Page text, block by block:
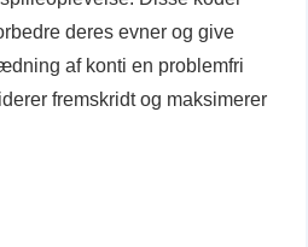
deres evner og give
af konti en problemfri
fremskridt og maksimerer